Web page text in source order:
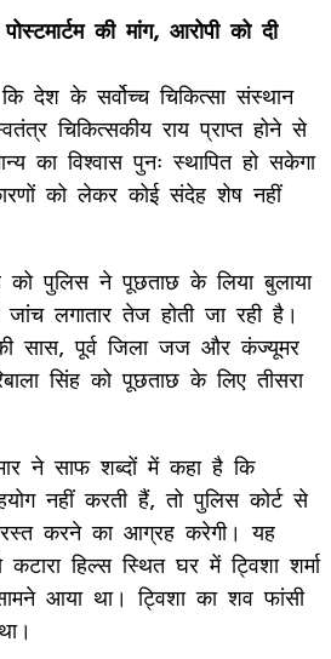
की मांग, आरोपी को दी
देश के सर्वोच्च चिकित्सा संस्थान
चिकित्सकीय राय प्राप्त होने से
का विश्वास पुनः स्थापित हो सकेगा
को लेकर कोई संदेह शेष नहीं
को पुलिस ने पूछताछ के लिया बुलाया
जांच लगातार तेज होती जा रही है।
सास, पूर्व जिला जज और कंज्यूमर
सिंह को पूछताछ के लिए तीसरा
ने साफ शब्दों में कहा है कि
नहीं करती हैं, तो पुलिस कोर्ट से
करने का आग्रह करेगी। यह
हिल्स स्थित घर में ट्विशा शर्मा
आया था। ट्विशा का शव फांसी